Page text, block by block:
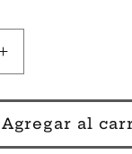
Aumentar
cantidad
para
Por
Encargo
Agregar al